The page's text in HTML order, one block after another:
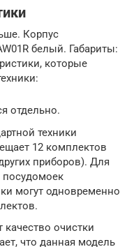
Корпус
белый. Габариты:
которые
отдельно.
техники
12 комплектов
приборов). Для
могут одновременно
очистки
что данная модель